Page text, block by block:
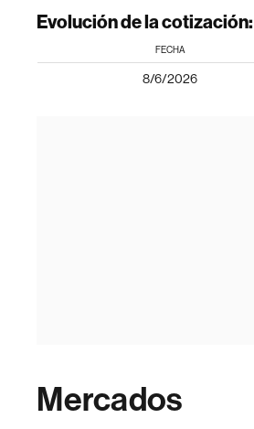
Evolución de la cotización:
FECHA
8/6/2026
Mercados